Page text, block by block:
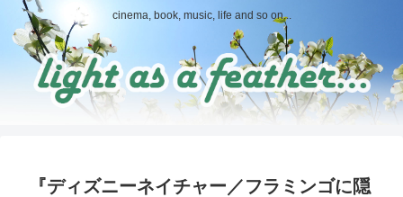
cinema, book, music, life and so on...
『ディズニーネイチャー／フラミンゴに隠